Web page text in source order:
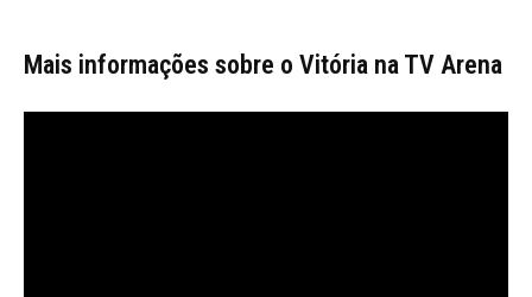
Mais informações sobre o Vitória na TV Arena